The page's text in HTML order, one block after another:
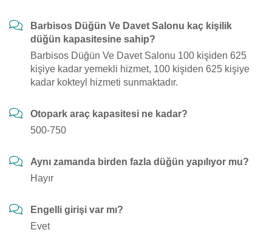
Barbisos Düğün Ve Davet Salonu kaç kişilik
düğün kapasitesine sahip?
Barbisos Düğün Ve Davet Salonu 100 kişiden 625
kişiye kadar yemekli hizmet, 100 kişiden 625 kişiye
kadar kokteyl hizmeti sunmaktadır.
Otopark araç kapasitesi ne kadar?
500-750
Aynı zamanda birden fazla düğün yapılıyor mu?
Hayır
Engelli girişi var mı?
Evet